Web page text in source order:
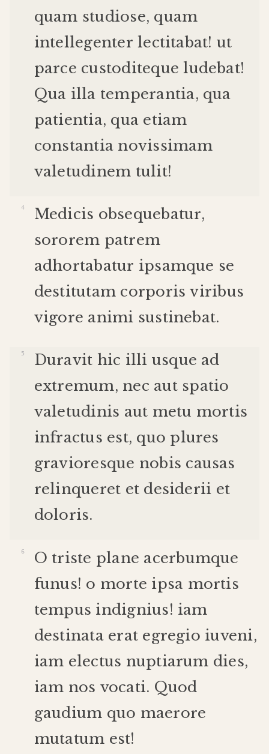
quam studiose, quam
intellegenter lectitabat! ut
parce custoditeque ludebat!
Qua illa temperantia, qua
patientia, qua etiam
constantia novissimam
valetudinem tulit!
Medicis obsequebatur,
sororem patrem
adhortabatur ipsamque se
destitutam corporis viribus
vigore animi sustinebat.
Duravit hic illi usque ad
extremum, nec aut spatio
valetudinis aut metu mortis
infractus est, quo plures
gravioresque nobis causas
relinqueret et desiderii et
doloris.
O triste plane acerbumque
funus! o morte ipsa mortis
tempus indignius! iam
destinata erat egregio iuveni,
iam electus nuptiarum dies,
iam nos vocati. Quod
gaudium quo maerore
mutatum est!